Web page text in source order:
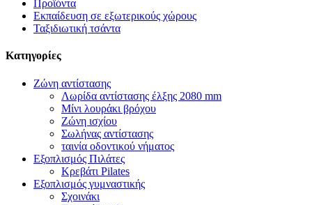
Προϊόντα
Εκπαίδευση σε εξωτερικούς χώρους
Ταξιδιωτική τσάντα
Κατηγορίες
Ζώνη αντίστασης
Λωρίδα αντίστασης έλξης 2080 mm
Μίνι λουράκι βρόχου
Ζώνη ισχίου
Σωλήνας αντίστασης
ταινία οδοντικού νήματος
Εξοπλισμός Πιλάτες
Κρεβάτι Pilates
Εξοπλισμός γυμναστικής
Σχοινάκι